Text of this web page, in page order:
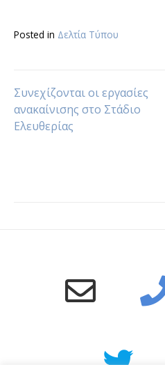
Posted in Δελτία Τύπου
Συνεχίζονται οι εργασίες
ανακαίνισης στο Στάδιο
Ελευθερίας